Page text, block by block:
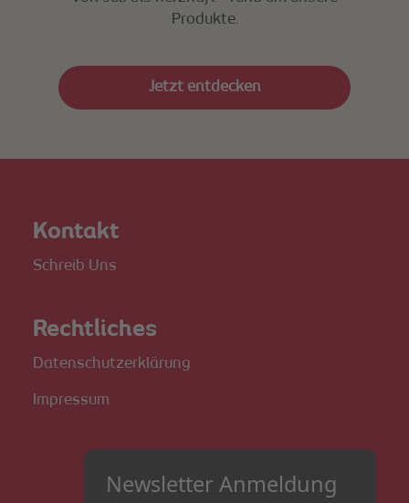
Produkte.
Jetzt entdecken
Kontakt
Schreib Uns
Rechtliches
Datenschutzerklärung
Impressum
Newsletter Anmeldung